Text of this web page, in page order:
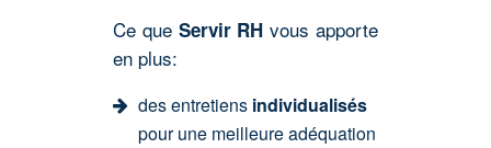
Ce que Servir RH vous apporte
en plus:
des entretiens individualisés
pour une meilleure adéquation